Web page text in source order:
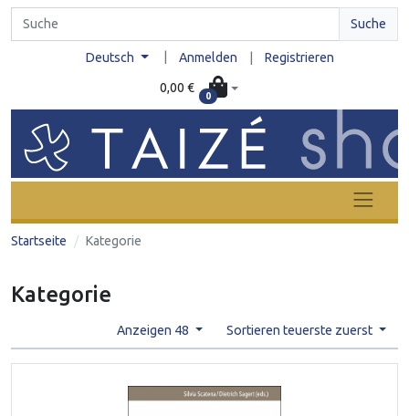
Suche
Deutsch Anmelden Registrieren
0,00 €
0
Startseite Kategorie
Kategorie
Anzeigen 48 Sortieren teuerste zuerst